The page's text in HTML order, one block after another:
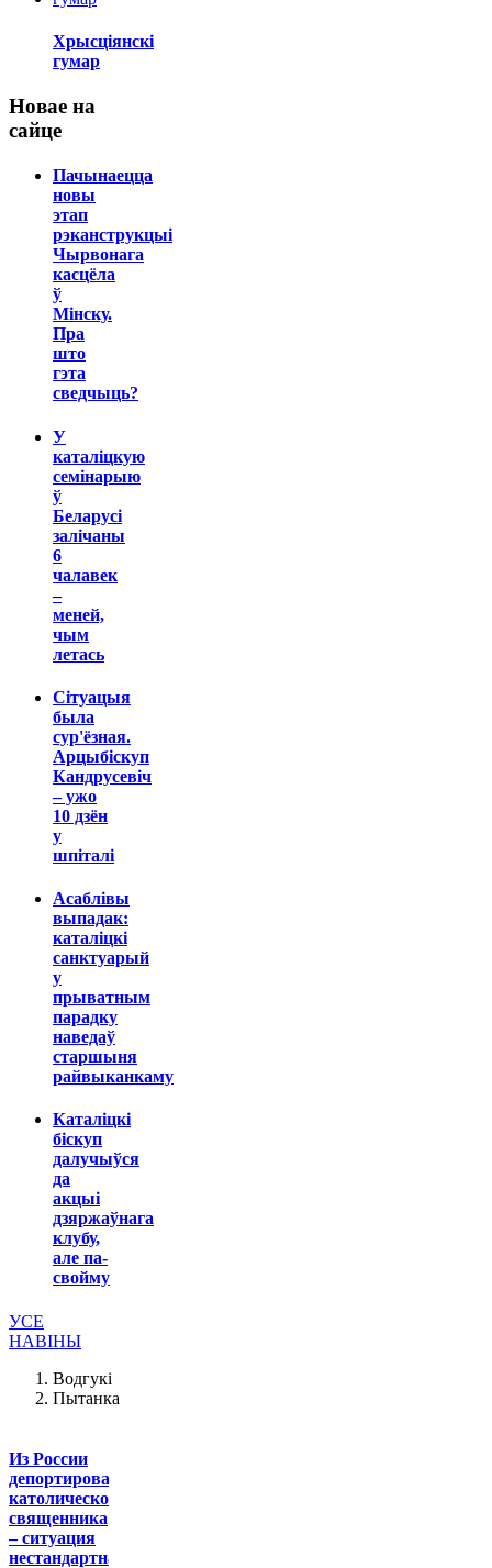
Хрысціянскі
гумар
Новае на
сайце
Пачынаецца
новы
этап
рэканструкцыі
Чырвонага
касцёла
ў
Мінску.
Пра
што
гэта
сведчыць?
У
каталіцкую
семінарыю
ў
Беларусі
залічаны
6
чалавек
–
меней,
чым
летась
Сітуацыя
была
сур'ёзная.
Арцыбіскуп
Кандрусевіч
– ужо
10 дзён
у
шпіталі
Асаблівы
выпадак:
каталіцкі
санктуарый
у
прыватным
парадку
наведаў
старшыня
райвыканкаму
Каталіцкі
біскуп
далучыўся
да
акцыі
дзяржаўнага
клубу,
але па-
свойму
УСЕ
НАВІНЫ
Водгукі
Пытанка
Из России
депортировали
католического
священника
– ситуация
нестандартная